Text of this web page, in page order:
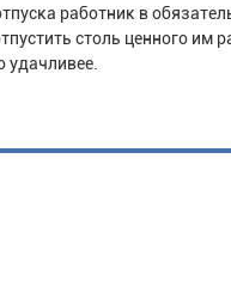
работник в
столь ценного им
удачливее.